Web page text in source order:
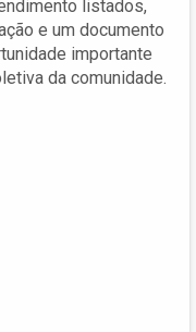
listados,
e um documento
importante
da comunidade.